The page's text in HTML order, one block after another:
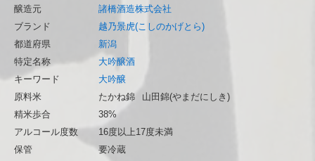
醸造元
諸橋酒造株式会社
ブランド
越乃景虎(こしのかげとら)
都道府県
新潟
特定名称
大吟醸酒
キーワード
大吟醸
原料米
たかね錦
山田錦(やまだにしき)
精米歩合
38%
アルコール度数
16度以上17度未満
保管
要冷蔵